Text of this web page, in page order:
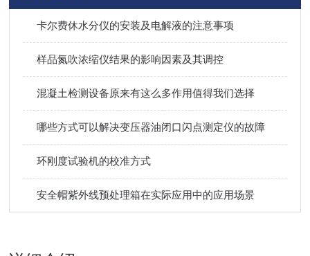
卡尔费休水分仪的安装及电解液的注意事项
样品氮吹浓缩仪结果的影响因素及其调控
混凝土检测设备原来有这么多作用值得我们选择
哪些方式可以解决变压器油闭口闪点测定仪的故障
环刚度试验机的校准方式
安全帽紫外线预处理箱在实际应用中的应用场景